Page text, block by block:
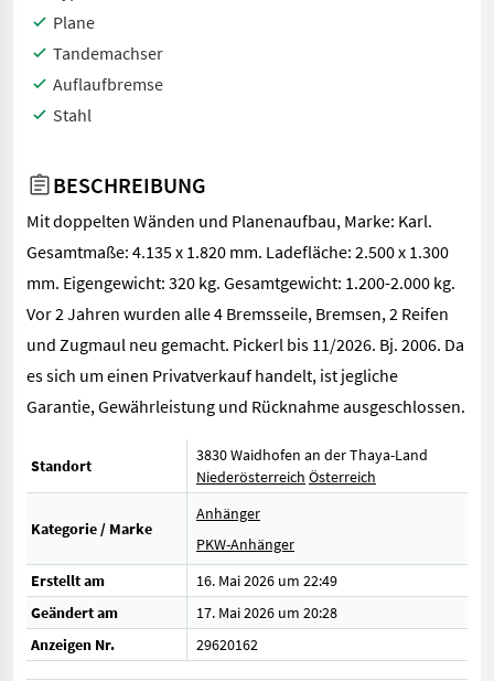
Plane
Tandemachser
Auflaufbremse
Stahl
BESCHREIBUNG
Mit doppelten Wänden und Planenaufbau, Marke: Karl.
Gesamtmaße: 4.135 x 1.820 mm. Ladefläche: 2.500 x 1.300
mm. Eigengewicht: 320 kg. Gesamtgewicht: 1.200-2.000 kg.
Vor 2 Jahren wurden alle 4 Bremsseile, Bremsen, 2 Reifen
und Zugmaul neu gemacht. Pickerl bis 11/2026. Bj. 2006. Da
es sich um einen Privatverkauf handelt, ist jegliche
Garantie, Gewährleistung und Rücknahme ausgeschlossen.
Standort
3830 Waidhofen an der Thaya-Land
Niederösterreich Österreich
Kategorie / Marke
Anhänger
PKW-Anhänger
Erstellt am
16. Mai 2026 um 22:49
Geändert am
17. Mai 2026 um 20:28
Anzeigen Nr.
29620162